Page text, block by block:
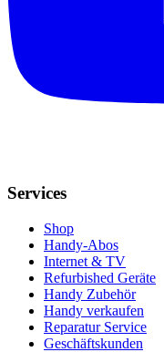
Services
Shop
Handy-Abos
Internet & TV
Refurbished Geräte
Handy Zubehör
Handy verkaufen
Reparatur Service
Geschäftskunden